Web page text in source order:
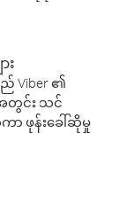
း
Viber ၏
တွင်း သင်
ဖုန်းခေါ်ဆိုမှု